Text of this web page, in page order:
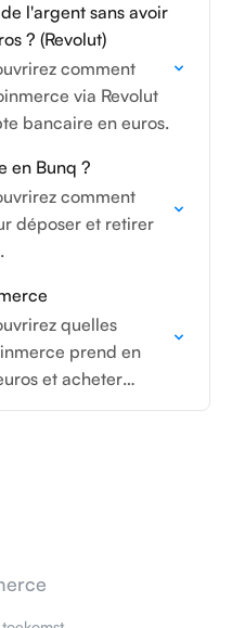
l'argent sans avoir
? (Revolut)
comment
via Revolut
bancaire en euros.
en Bunq ?
comment
déposer et retirer
quelles
prend en
et acheter